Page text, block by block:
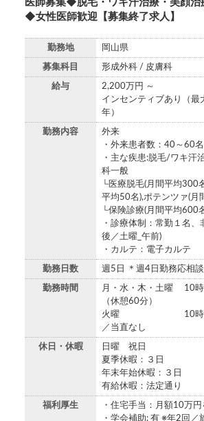
医師募集◆脱毛・ワキ汗治療・美顔治
◆女性医師歓迎【募集終了求人】
勤務地 岡山県
募集科目 形成外科 / 皮膚科
給与
2,200万円 ～
インセンティブあり（
年）
勤務内容
外来
・外来患者数：40～60
・主な疾患:脱毛/ワキ汗
科一般
└医療脱毛(月間平均300
平均50名),ポテンツァ(月
└保険診療(月間平均600
・診療体制：常勤１名、
後／土曜_午前)
・カルテ：電子カルテ
勤務日数 週5日 ＊週4日勤務応相談
勤務時間
月・水・木・土曜 10
（休憩60分）
火曜 10時00分
／当直なし
休日・休暇
日曜 祝日
夏季休暇：３日
年末年始休暇：３日
有給休暇：法定通り
福利厚生
・住宅手当：月額10万
・学会補助: 有 ※年2回／